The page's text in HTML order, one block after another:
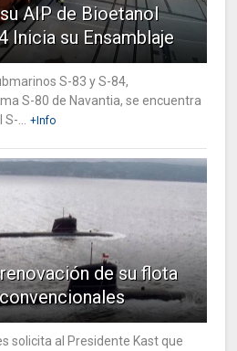
AIP de Bioetanol
Inicia su Ensamblaje
S-83 y S-84,
S-80 de Navantia, se encuentra
...
+Info
de su flota
solicita al Presidente Kast que